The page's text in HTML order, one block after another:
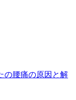
の腰痛の原因と解